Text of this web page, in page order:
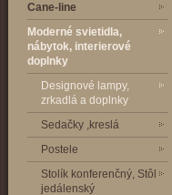
Cane-line
Moderné svietidla,
nábytok, interierové
doplnky
Designové lampy,
zrkadlá a doplnky
Sedačky ,kreslá
Postele
Stolík konferenčný, Stôl
jedálenský